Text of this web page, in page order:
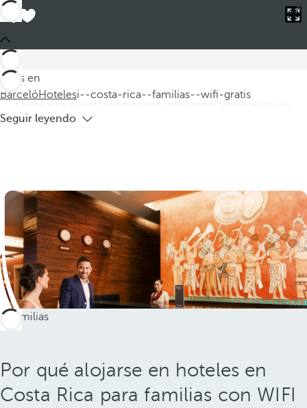
Estás en
BarcelóHotelesi--costa-rica--familias--wifi-gratis
Barceló
Hoteles en Costa Rica para familias con
WIFI gratis
Descubra nuestros hoteles en Costa Rica para familias, donde
podrá disfrutar de un alojamiento cómodo y accesible en
Punta Uva. Estos hoteles están diseñados especialmente
Seguir leyendo
Por qué alojarse en hoteles en
Costa Rica para familias con WIFI